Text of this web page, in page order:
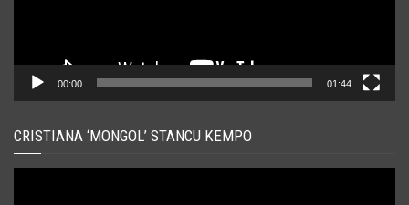
00:00 01:44
CRISTIANA ‘MONGOL’ STANCU KEMPO